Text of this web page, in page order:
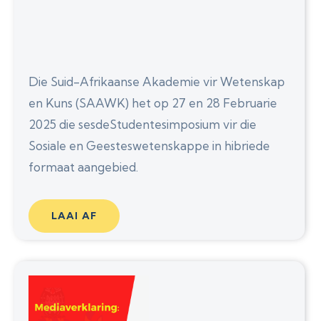
Die Suid-Afrikaanse Akademie vir Wetenskap
en Kuns (SAAWK) het op 27 en 28 Februarie
2025 die sesdeStudentesimposium vir die
Sosiale en Geesteswetenskappe in hibriede
formaat aangebied.
LAAI AF